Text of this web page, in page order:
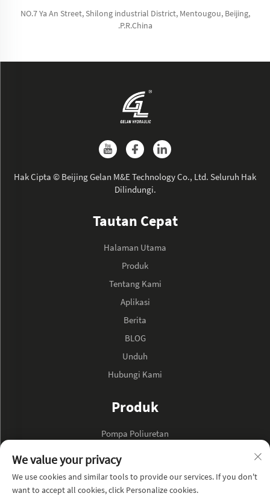
NO.7 Ya An Street, Shilong industrial District, Mentougou, Beijing,
.P.R.China
Hak Cipta © Beijing Gelan M&E Technology Co., Ltd. Seluruh Hak
Dilindungi.
Tautan Cepat
Halaman Utama
Produk
Tentang Kami
Aplikasi
Berita
BLOG
Unduh
Hubungi Kami
Produk
Pompa Poliuretan
TENTANG PERUSAHAAN
We value your privacy
We use cookies and similar tools to provide our services. If you don't
want to accept all cookies, click Personalize cookies.